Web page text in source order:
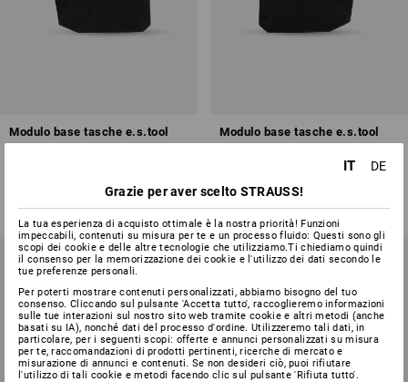
Modulo base tasche e.s.tool
concept, dx
18,18 €
(IVA incl.) a partire da 3 pezzi
Modulo base tasche e.s.tool
concept, sx
a partire da 18,18 €
(IVA incl.) a partire da 3 pezzi
IT
DE
Grazie per aver scelto STRAUSS!
La tua esperienza di acquisto ottimale è la nostra priorità! Funzioni
impeccabili, contenuti su misura per te e un processo fluido: Questi sono gli
scopi dei cookie e delle altre tecnologie che utilizziamo.Ti chiediamo quindi
il consenso per la memorizzazione dei cookie e l'utilizzo dei dati secondo le
tue preferenze personali.
Per poterti mostrare contenuti personalizzati, abbiamo bisogno del tuo
consenso. Cliccando sul pulsante 'Accetta tutto', raccoglieremo informazioni
sulle tue interazioni sul nostro sito web tramite cookie e altri metodi (anche
basati su IA), nonché dati del processo d'ordine. Utilizzeremo tali dati, in
particolare, per i seguenti scopi: offerte e annunci personalizzati su misura
per te, raccomandazioni di prodotti pertinenti, ricerche di mercato e
misurazione di annunci e contenuti. Se non desideri ciò, puoi rifiutare
l'utilizzo di tali cookie e metodi facendo clic sul pulsante 'Rifiuta tutto'.